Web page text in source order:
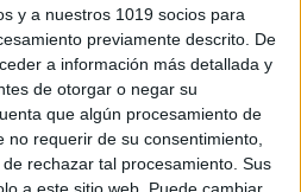
y a nuestros 1019 socios para
previamente descrito. De
a información más detallada y
de otorgar o negar su
que algún procesamiento de
requerir de su consentimiento,
rechazar tal procesamiento. Sus
a este sitio web. Puede cambiar
artículo en Orientación
un recurso valioso para
dedicado al control del
en el desarrollo […]